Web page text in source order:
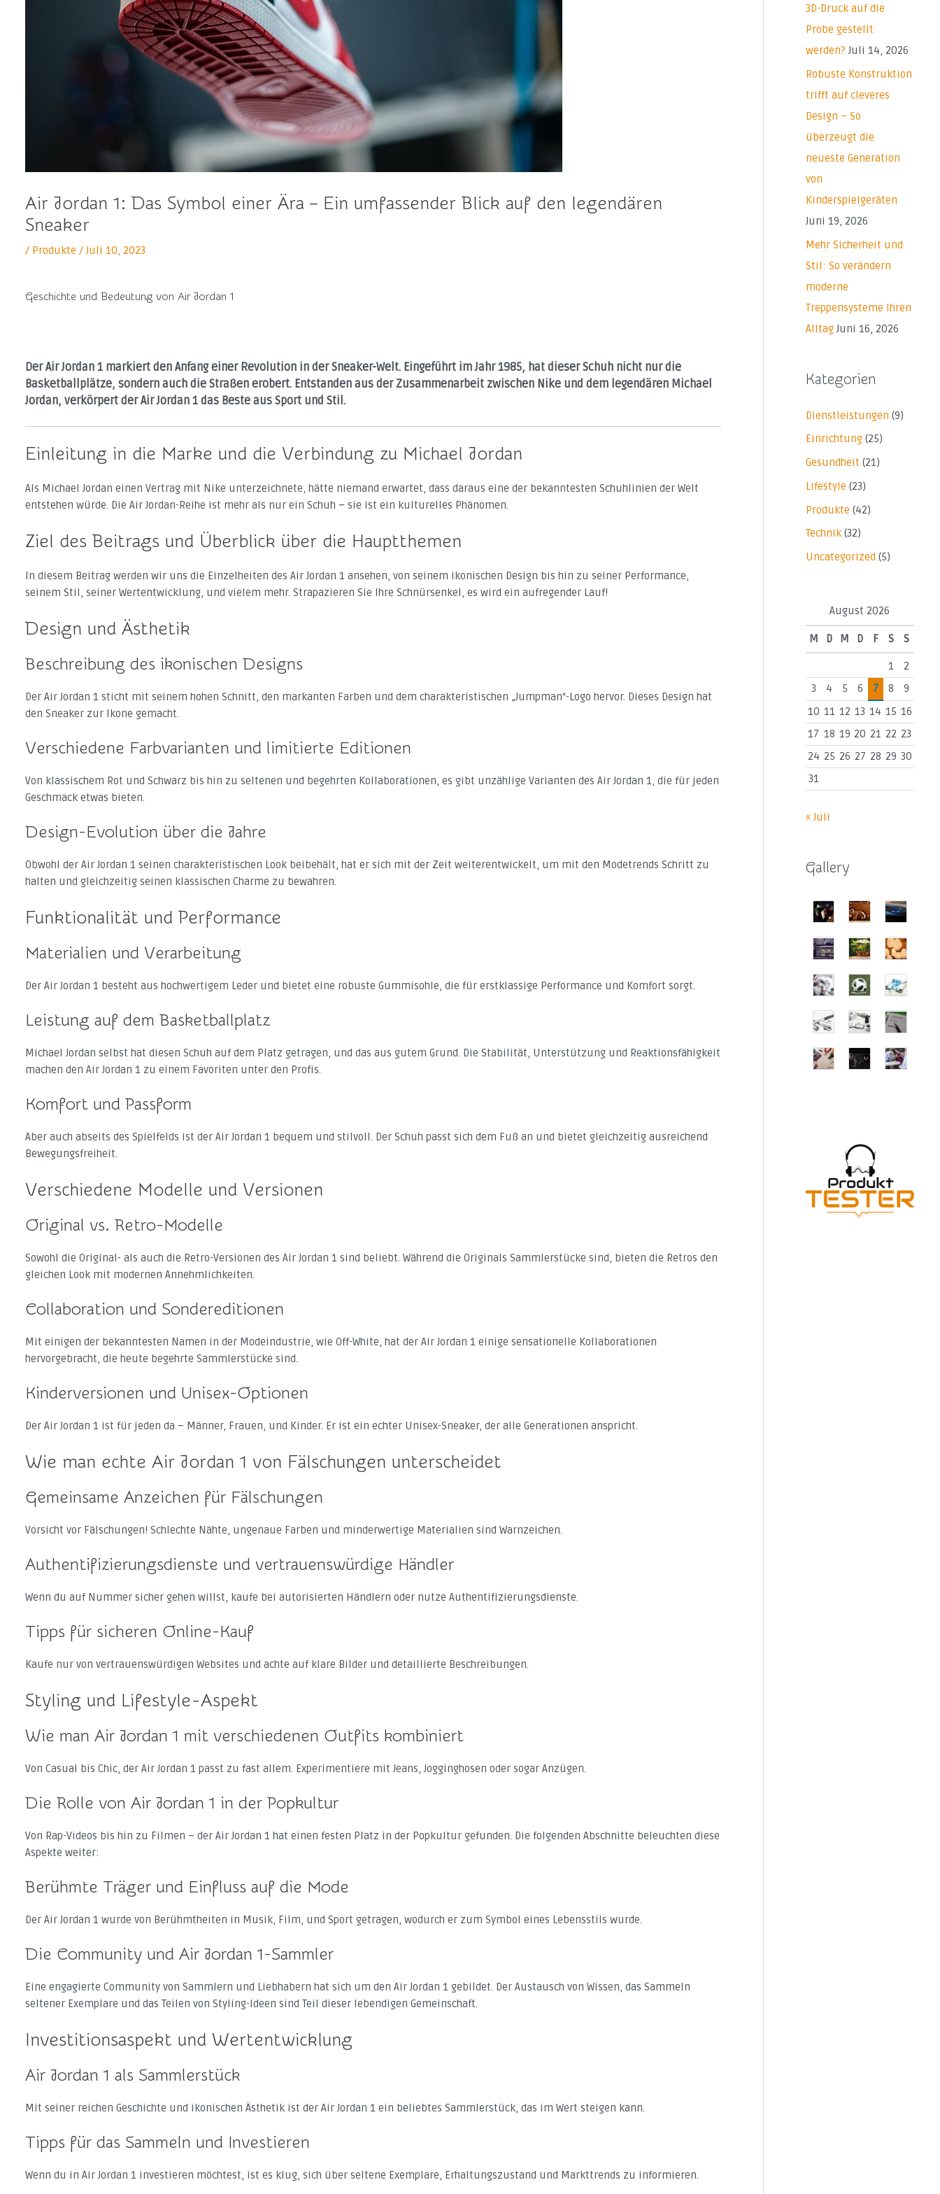
Air Jordan 1: Das Symbol einer Ära – Ein umfassender Blick auf den legendären
Sneaker
/ Produkte /Juli 10, 2023
Geschichte und Bedeutung von Air Jordan 1
Der Air Jordan 1 markiert den Anfang einer Revolution in der Sneaker-Welt. Eingeführt im Jahr 1985, hat dieser Schuh nicht nur die
Basketballplätze, sondern auch die Straßen erobert. Entstanden aus der Zusammenarbeit zwischen Nike und dem legendären Michael
Jordan, verkörpert der Air Jordan 1 das Beste aus Sport und Stil.
Einleitung in die Marke und die Verbindung zu Michael Jordan
Als Michael Jordan einen Vertrag mit Nike unterzeichnete, hätte niemand erwartet, dass daraus eine der bekanntesten Schuhlinien der Welt
entstehen würde. Die Air Jordan-Reihe ist mehr als nur ein Schuh – sie ist ein kulturelles Phänomen.
Ziel des Beitrags und Überblick über die Hauptthemen
In diesem Beitrag werden wir uns die Einzelheiten des Air Jordan 1 ansehen, von seinem ikonischen Design bis hin zu seiner Performance,
seinem Stil, seiner Wertentwicklung, und vielem mehr. Strapazieren Sie Ihre Schnürsenkel, es wird ein aufregender Lauf!
Design und Ästhetik
Beschreibung des ikonischen Designs
Der Air Jordan 1 sticht mit seinem hohen Schnitt, den markanten Farben und dem charakteristischen „Jumpman“-Logo hervor. Dieses Design hat
den Sneaker zur Ikone gemacht.
Verschiedene Farbvarianten und limitierte Editionen
Von klassischem Rot und Schwarz bis hin zu seltenen und begehrten Kollaborationen, es gibt unzählige Varianten des Air Jordan 1, die für jeden
Geschmack etwas bieten.
Design-Evolution über die Jahre
Obwohl der Air Jordan 1 seinen charakteristischen Look beibehält, hat er sich mit der Zeit weiterentwickelt, um mit den Modetrends Schritt zu
halten und gleichzeitig seinen klassischen Charme zu bewahren.
Funktionalität und Performance
Materialien und Verarbeitung
Der Air Jordan 1 besteht aus hochwertigem Leder und bietet eine robuste Gummisohle, die für erstklassige Performance und Komfort sorgt.
Leistung auf dem Basketballplatz
Michael Jordan selbst hat diesen Schuh auf dem Platz getragen, und das aus gutem Grund. Die Stabilität, Unterstützung und Reaktionsfähigkeit
machen den Air Jordan 1 zu einem Favoriten unter den Profis.
Komfort und Passform
Aber auch abseits des Spielfelds ist der Air Jordan 1 bequem und stilvoll. Der Schuh passt sich dem Fuß an und bietet gleichzeitig ausreichend
Bewegungsfreiheit.
Verschiedene Modelle und Versionen
Original vs. Retro-Modelle
Sowohl die Original- als auch die Retro-Versionen des Air Jordan 1 sind beliebt. Während die Originals Sammlerstücke sind, bieten die Retros den
gleichen Look mit modernen Annehmlichkeiten.
Collaboration und Sondereditionen
Mit einigen der bekanntesten Namen in der Modeindustrie, wie Off-White, hat der Air Jordan 1 einige sensationelle Kollaborationen
hervorgebracht, die heute begehrte Sammlerstücke sind.
Kinderversionen und Unisex-Optionen
Der Air Jordan 1 ist für jeden da – Männer, Frauen, und Kinder. Er ist ein echter Unisex-Sneaker, der alle Generationen anspricht.
Wie man echte Air Jordan 1 von Fälschungen unterscheidet
Gemeinsame Anzeichen für Fälschungen
Vorsicht vor Fälschungen! Schlechte Nähte, ungenaue Farben und minderwertige Materialien sind Warnzeichen.
Authentifizierungsdienste und vertrauenswürdige Händler
Wenn du auf Nummer sicher gehen willst, kaufe bei autorisierten Händlern oder nutze Authentifizierungsdienste.
Tipps für sicheren Online-Kauf
Kaufe nur von vertrauenswürdigen Websites und achte auf klare Bilder und detaillierte Beschreibungen.
Styling und Lifestyle-Aspekt
Wie man Air Jordan 1 mit verschiedenen Outfits kombiniert
Von Casual bis Chic, der Air Jordan 1 passt zu fast allem. Experimentiere mit Jeans, Jogginghosen oder sogar Anzügen.
Die Rolle von Air Jordan 1 in der Popkultur
Von Rap-Videos bis hin zu Filmen – der Air Jordan 1 hat einen festen Platz in der Popkultur gefunden. Die folgenden Abschnitte beleuchten diese
Aspekte weiter:
Berühmte Träger und Einfluss auf die Mode
Der Air Jordan 1 wurde von Berühmtheiten in Musik, Film, und Sport getragen, wodurch er zum Symbol eines Lebensstils wurde.
Die Community und Air Jordan 1-Sammler
Eine engagierte Community von Sammlern und Liebhabern hat sich um den Air Jordan 1 gebildet. Der Austausch von Wissen, das Sammeln
seltener Exemplare und das Teilen von Styling-Ideen sind Teil dieser lebendigen Gemeinschaft.
Investitionsaspekt und Wertentwicklung
Air Jordan 1 als Sammlerstück
Mit seiner reichen Geschichte und ikonischen Ästhetik ist der Air Jordan 1 ein beliebtes Sammlerstück, das im Wert steigen kann.
Tipps für das Sammeln und Investieren
Wenn du in Air Jordan 1 investieren möchtest, ist es klug, sich über seltene Exemplare, Erhaltungszustand und Markttrends zu informieren.
c
3D-Druck auf die
Probe gestellt
werden? Juli 14, 2026
Robuste Konstruktion
trifft auf cleveres
Design – So
überzeugt die
neueste Generation
von
Kinderspielgeräten
Juni 19, 2026
Mehr Sicherheit und
Stil: So verändern
moderne
Treppensysteme Ihren
Alltag Juni 16, 2026
Kategorien
Dienstleistungen (9)
Einrichtung(25)
Gesundheit (21)
Lifestyle (23)
Produkte (42)
Technik(32)
Uncategorized (5)
August 2026
M D M D F S S
1
2
3
4 5 6 7 8
9
10 11 12 13 14 15 16
17 18 19 20 21 22 23
24 25 26 27 28 29 30
31
« Juli
Gallery